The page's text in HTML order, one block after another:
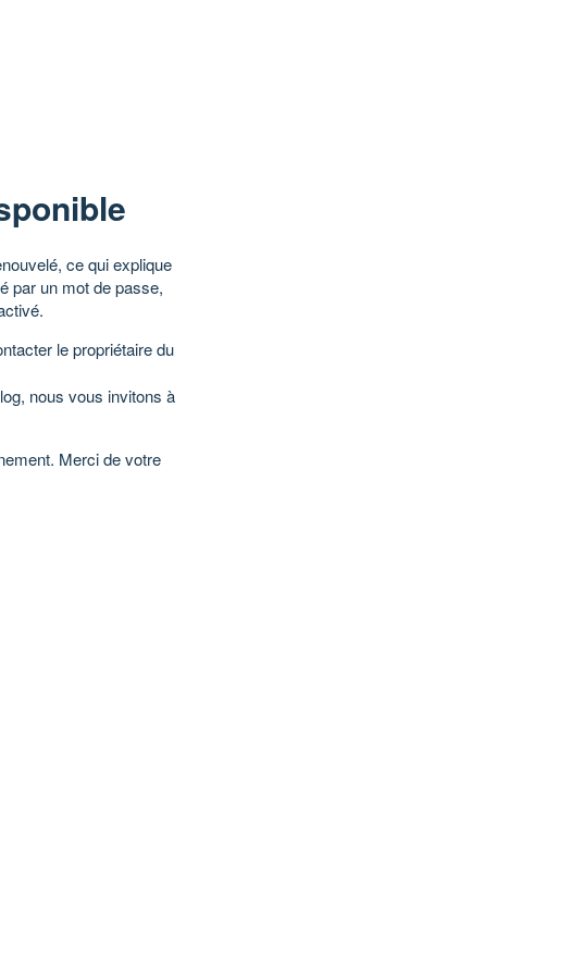
ce qui explique
par un mot de passe,
le propriétaire du
nous vous invitons à
Merci de votre